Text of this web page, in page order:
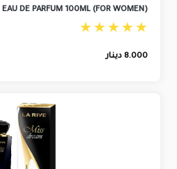
DE PARFUM 100ML (FOR WOMEN)
8.000 دينار